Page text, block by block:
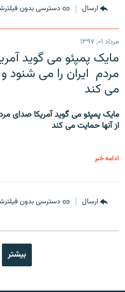
ارسال دسترسی بدون
مرداد ۰۱, ۱۳۹۷
مایک پمپئو می گوید
مردم ایران را می شنود
می کند
مایک پمپئو می گوید آمریکا صدای
از آنها حمایت می کند
ادامه خبر
ارسال دسترسی بدون
بیشتر